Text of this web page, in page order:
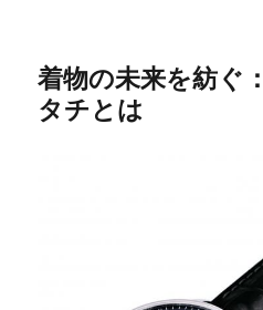
着物の未来を紡ぐ
タチとは